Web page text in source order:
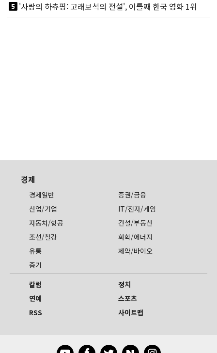
looks_5'사랑의 하츄핑: 고래보석의 전설', 이틀째 한국 영화 1위
경제
경제일반
증권/금융
산업/기업
IT/전자/게임
자동차/항공
건설/부동산
조선/철강
화학/에너지
유통
제약/바이오
중기
칼럼
정치
연예
스포츠
RSS
사이트맵